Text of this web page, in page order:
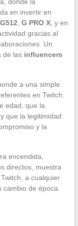
en invertir en
G512 G PRO X, y en
gracias al
Un
de las influencers
a una simple
en Twitch.
edad, que la
que la legitimidad
y la
encendida,
directos, muestra
a cualquier
de época.